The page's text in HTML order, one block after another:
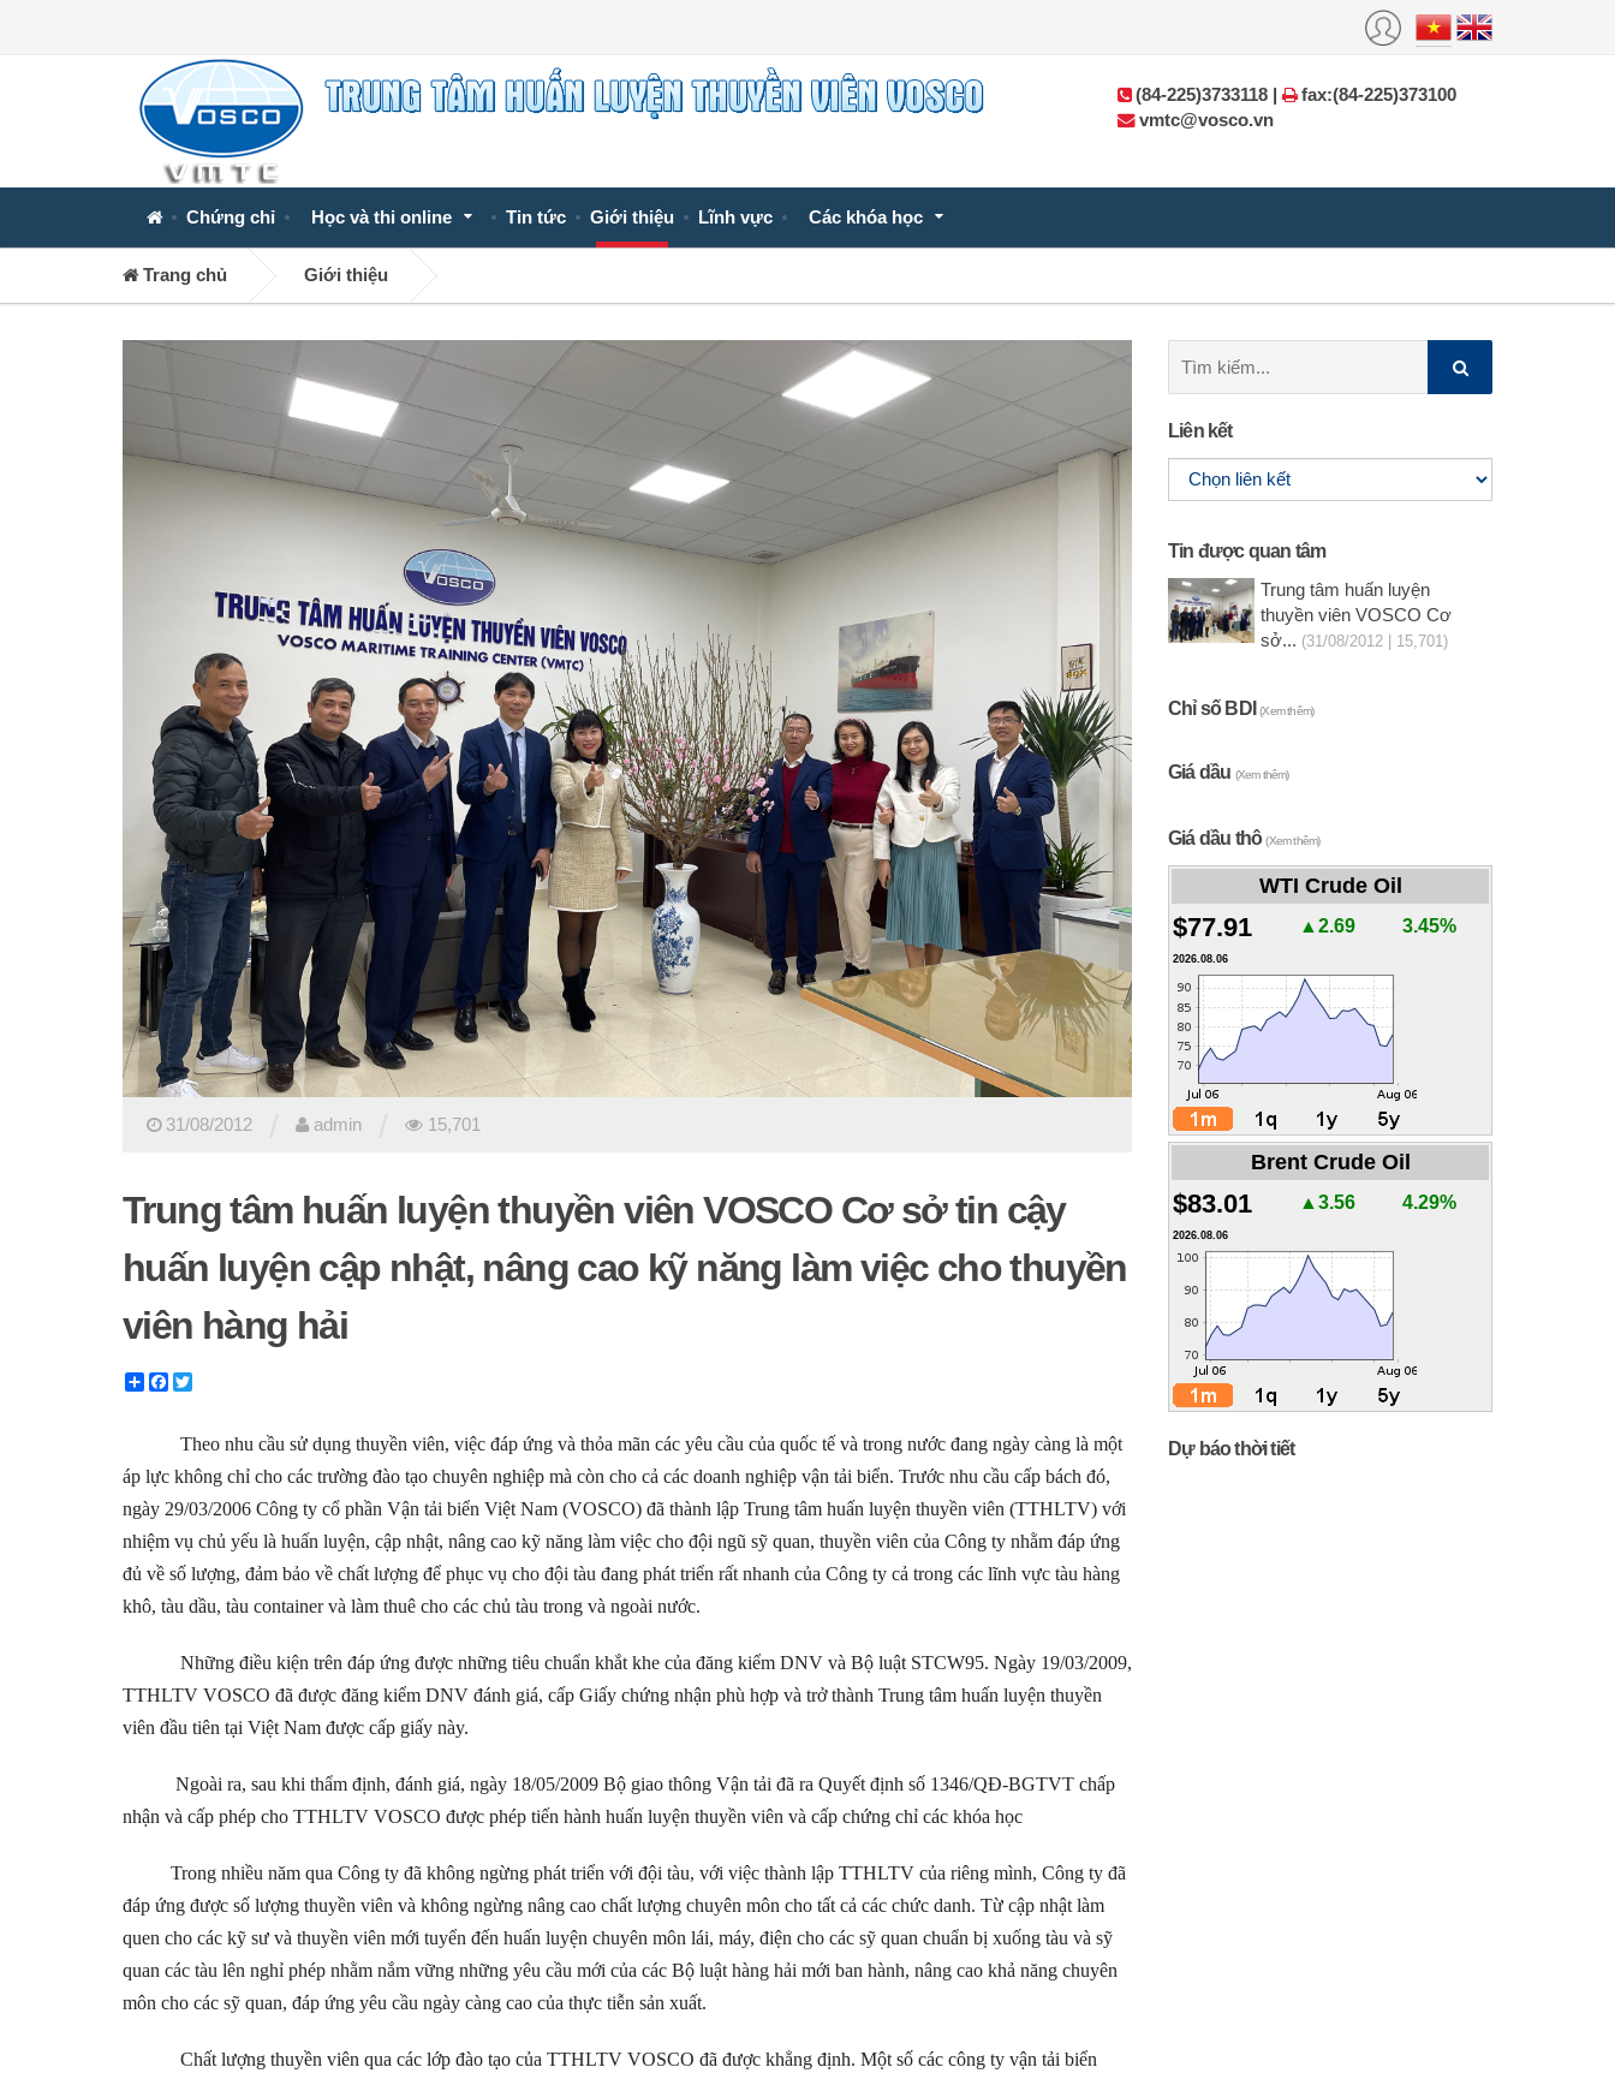
Chứng chỉ Học và thi online Tin tức Giới thiệu Lĩnh vực Các khóa học
(84-225)3733118 |
fax:(84-225)373100
vmtc@vosco.vn
Trang chủ Giới thiệu
31/08/2012 admin 15,701
Trung tâm huấn luyện thuyền viên VOSCO Cơ sở tin cậy
huấn luyện cập nhật, nâng cao kỹ năng làm việc cho thuyền
viên hàng hải
ShareFacebook
Theo nhu cầu sử dụng thuyền viên, việc đáp ứng và thỏa mãn các yêu cầu của quốc tế và trong nước đang ngày càng là một
áp lực không chỉ cho các trường đào tạo chuyên nghiệp mà còn cho cả các doanh nghiệp vận tải biển. Trước nhu cầu cấp bách đó,
ngày 29/03/2006 Công ty cổ phần Vận tải biển Việt Nam (VOSCO) đã thành lập Trung tâm huấn luyện thuyền viên (TTHLTV) với
nhiệm vụ chủ yếu là huấn luyện, cập nhật, nâng cao kỹ năng làm việc cho đội ngũ sỹ quan, thuyền viên của Công ty nhằm đáp ứng
đủ về số lượng, đảm bảo về chất lượng để phục vụ cho đội tàu đang phát triển rất nhanh của Công ty cả trong các lĩnh vực tàu hàng
khô, tàu dầu, tàu container và làm thuê cho các chủ tàu trong và ngoài nước.
Những điều kiện trên đáp ứng được những tiêu chuẩn khắt khe của đăng kiểm DNV và Bộ luật STCW95. Ngày 19/03/2009,
TTHLTV VOSCO đã được đăng kiểm DNV đánh giá, cấp Giấy chứng nhận phù hợp và trở thành Trung tâm huấn luyện thuyền
viên đầu tiên tại Việt Nam được cấp giấy này.
Ngoài ra, sau khi thẩm định, đánh giá, ngày 18/05/2009 Bộ giao thông Vận tải đã ra Quyết định số 1346/QĐ-BGTVT chấp
nhận và cấp phép cho TTHLTV VOSCO được phép tiến hành huấn luyện thuyền viên và cấp chứng chỉ các khóa học
Trong nhiều năm qua Công ty đã không ngừng phát triển với đội tàu, với việc thành lập TTHLTV của riêng mình, Công ty đã
đáp ứng được số lượng thuyền viên và không ngừng nâng cao chất lượng chuyên môn cho tất cả các chức danh. Từ cập nhật làm
quen cho các kỹ sư và thuyền viên mới tuyển đến huấn luyện chuyên môn lái, máy, điện cho các sỹ quan chuẩn bị xuống tàu và sỹ
quan các tàu lên nghỉ phép nhằm nắm vững những yêu cầu mới của các Bộ luật hàng hải mới ban hành, nâng cao khả năng chuyên
môn cho các sỹ quan, đáp ứng yêu cầu ngày càng cao của thực tiễn sản xuất.
Chất lượng thuyền viên qua các lớp đào tạo của TTHLTV VOSCO đã được khẳng định. Một số các công ty vận tải biển
kiếm:
Liên kết
Tin được quan tâm
Trung tâm huấn luyện
thuyền viên VOSCO Cơ
sở... (31/08/2012 | 15,701)
Chỉ số BDI(Xem thêm)
Giá dầu (Xem thêm)
Giá dầu thô(Xem thêm)
WTI Crude Oil
$77.91 ▲2.69 3.45%
2026.08.06
Brent Crude Oil
$83.01 ▲3.56 4.29%
2026.08.06
Dự báo thời tiết